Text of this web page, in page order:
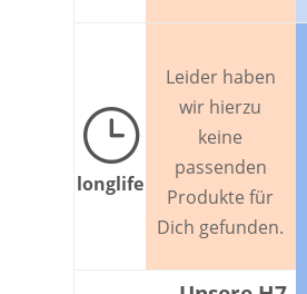
}
longlife
Leider haben
wir hierzu
keine
passenden
Produkte für
Dich gefunden.